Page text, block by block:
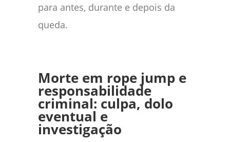
para antes, durante e depois da
queda.
Morte em rope jump e
responsabilidade
criminal: culpa, dolo
eventual e
investigação